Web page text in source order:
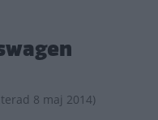
8 maj 2014)